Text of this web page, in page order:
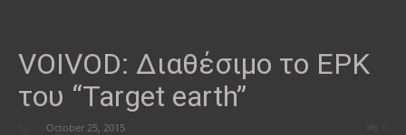
VOIVOD: Διαθέσιμο το EPK
του “Target earth”
October 25, 2015